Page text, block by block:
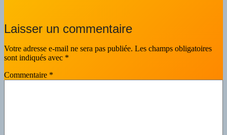
Laisser un commentaire
Votre adresse e-mail ne sera pas publiée. Les champs obligatoires
sont indiqués avec *
Commentaire *